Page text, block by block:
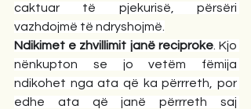
caktuar të pjekurisë, përsëri
vazhdojmë të ndryshojmë.
Ndikimet e zhvillimit janë reciproke. Kjo
nënkupton se jo vetëm fëmija
ndikohet nga ata që ka përrreth, por
edhe ata që janë përrreth saj